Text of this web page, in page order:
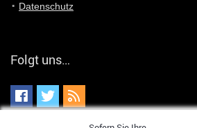
alternativ Email senden an
Datenschutz
Folgt uns…